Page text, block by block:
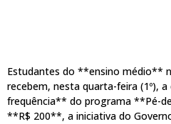
Estudantes do **ensino médio**
recebem, nesta quarta-feira (1º),
frequência** do programa **Pé-
**R$ 200**, a iniciativa do